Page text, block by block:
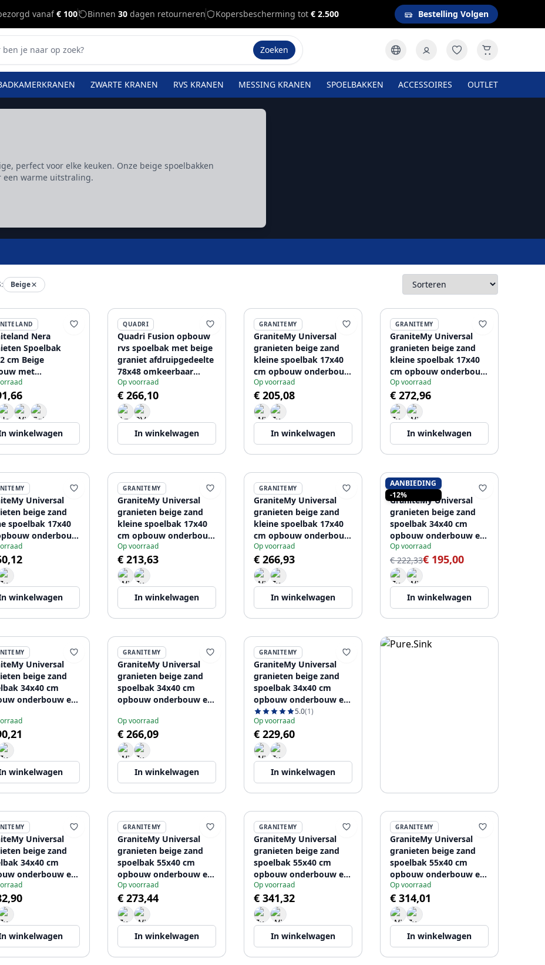
vanaf€ 100 Binnen 30 dagen retourneren Kopersbescherming tot € 2.500 Bestelling Volgen
Zoeken
ZWARTE KRANEN RVS KRANEN MESSING KRANEN SPOELBAKKEN ACCESSOIRES OUTLET
perfect voor elke keuken. Onze beige spoelbakken
een warme uitstraling.
Beige
Nera
Spoelbak
cm Beige
met
en RVS
winkelwagen
QUADRI
Quadri Fusion opbouw
rvs spoelbak met beige
graniet afdruipgedeelte
78x48 omkeerbaar
1208957878
Op voorraad
€ 266,10
In winkelwagen
GRANITEMY
GraniteMy Universal
granieten beige zand
kleine spoelbak 17x40
cm opbouw onderbouw
en vlakinbouw met rvs
plug 1208968002
Op voorraad
€ 205,08
In winkelwagen
GRANITEMY
GraniteMy Universal
granieten beige zand
kleine spoelbak 17x40
cm opbouw onderbouw
en vlakinbouw met
gouden plug
1208968003
Op voorraad
€ 272,96
In winkelwagen
Universal
beige zand
spoelbak 17x40
onderbouw
met
plug
winkelwagen
GRANITEMY
GraniteMy Universal
granieten beige zand
kleine spoelbak 17x40
cm opbouw onderbouw
en vlakinbouw met
zwart plug 1208968005
Op voorraad
€ 213,63
In winkelwagen
GRANITEMY
GraniteMy Universal
granieten beige zand
kleine spoelbak 17x40
cm opbouw onderbouw
en vlakinbouw met gun
metal plug 1208968006
Op voorraad
€ 266,93
In winkelwagen
AANBIEDING
-12%
GRANITEMY
GraniteMy Universal
granieten beige zand
spoelbak 34x40 cm
opbouw onderbouw en
vlakinbouw met rvs
plug 1208968007
Op voorraad
€ 222,33€ 195,00
In winkelwagen
Universal
beige zand
34x40 cm
onderbouw en
plug
winkelwagen
GRANITEMY
GraniteMy Universal
granieten beige zand
spoelbak 34x40 cm
opbouw onderbouw en
koperen plug
1208968009
Op voorraad
€ 266,09
In winkelwagen
GRANITEMY
GraniteMy Universal
granieten beige zand
spoelbak 34x40 cm
opbouw onderbouw en
vlakinbouw met zwarte
plug 1208968010
5.0(1)
Op voorraad
€ 229,60
In winkelwagen
Universal
beige zand
34x40 cm
onderbouw en
met gun
plug 1208968011
winkelwagen
GRANITEMY
GraniteMy Universal
granieten beige zand
spoelbak 55x40 cm
opbouw onderbouw en
vlakinbouw met rvs
plug 1208968012
Op voorraad
€ 273,44
In winkelwagen
GRANITEMY
GraniteMy Universal
granieten beige zand
spoelbak 55x40 cm
opbouw onderbouw en
vlakinbouw met
gouden plug
1208968013
Op voorraad
€ 341,32
In winkelwagen
GRANITEMY
GraniteMy Universal
granieten beige zand
spoelbak 55x40 cm
opbouw onderbouw en
vlakinbouw met
koperen plug
1208968014
Op voorraad
€ 314,01
In winkelwagen